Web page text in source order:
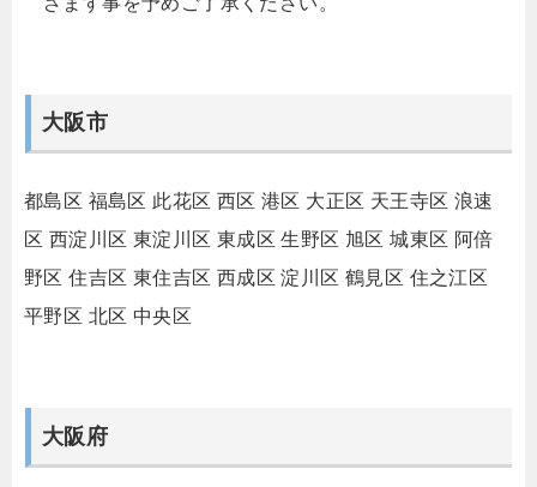
大阪市
都島区 福島区 此花区 西区 港区 大正区 天王寺区 浪速
区 西淀川区 東淀川区 東成区 生野区 旭区 城東区 阿倍
野区 住吉区 東住吉区 西成区 淀川区 鶴見区 住之江区
平野区 北区 中央区
大阪府